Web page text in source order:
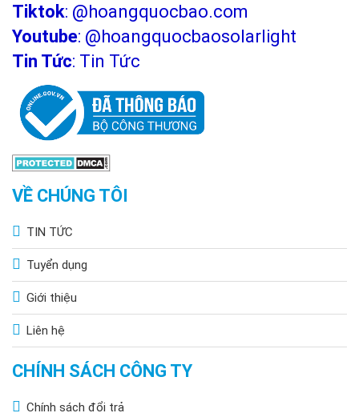
Tiktok: @hoangquocbao.com
Youtube: @hoangquocbaosolarlight
Tin Tức: Tin Tức
VỀ CHÚNG TÔI
TIN TỨC
Tuyển dụng
Giới thiệu
Liên hệ
CHÍNH SÁCH CÔNG TY
Chính sách đổi trả